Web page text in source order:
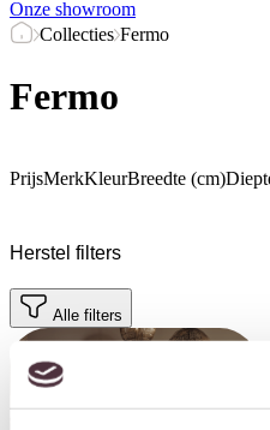
Onze showroom
Collecties Fermo
Fermo
PrijsMerkKleurBreedte (cm)
Herstel filters
Alle filters